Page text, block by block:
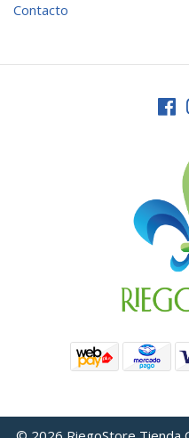
Contacto